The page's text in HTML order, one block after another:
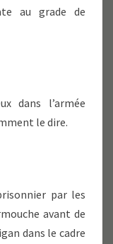
au grade de
dans l’armée
le dire.
par les
avant de
dans le cadre